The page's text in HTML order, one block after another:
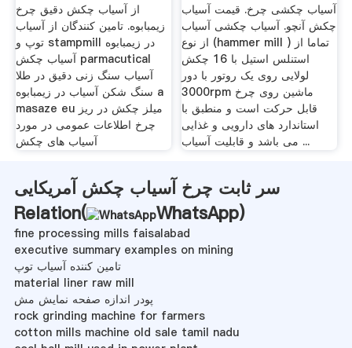
از آسیاب چکش دقیق چرخ
زیمبابوه. تامین کنندگان از آسیاب
توپ و stampmill در زیمبابوه
آسیاب چکش parmacutical
آسیاب سنگ زنی دقیق در طلا
سنگ شکن آسیاب در زیمبابوه a
masaze eu میلز چکش در ریز
چرخ اطلاعات عمومی در مورد
آسیاب های چکش
آسیاب چکشی چرخ. قیمت آسیاب
چکش آنچو. آسیاب چکشی آسیاب
از نوع (hammer mill ) تماما از
استنلس استیل با 16 چکش
لولایی روی یک روتور با دور
3000rpm ماشین روی چرخ
قابل حرکت است و منطبق با
استاندارد های دارویی و غذایی
می باشد و قابلیت آسیاب ...
سر ثابت چرخ آسیاب چکش آمریکایی
Relation(
WhatsApp)
fine processing mills faisalabad
executive summary examples on mining
تامین کننده آسیاب توپ
material liner raw mill
پودر اندازه صفحه نمایش مش
rock grinding machine for farmers
cotton mills machine old sale tamil nadu